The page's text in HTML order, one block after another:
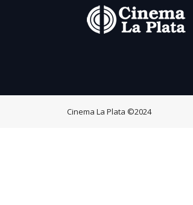
Cinema La Plata ©2024